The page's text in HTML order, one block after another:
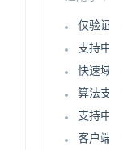
仅验证
支持中
快速域
算法支
支持中
客户端